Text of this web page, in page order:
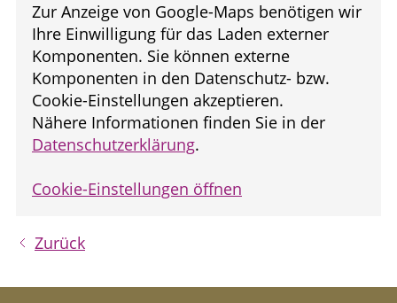
Zur Anzeige von Google-Maps benötigen wir
Ihre Einwilligung für das Laden externer
Komponenten. Sie können externe
Komponenten in den Datenschutz- bzw.
Cookie-Einstellungen akzeptieren.
Nähere Informationen finden Sie in der
Datenschutzerklärung.
Cookie-Einstellungen öffnen
Zurück